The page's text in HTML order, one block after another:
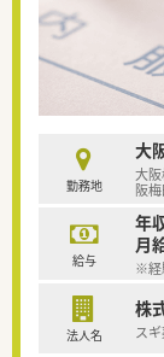
勤務地
大
大
阪
給与
年
月
※経
法人名
株
ス